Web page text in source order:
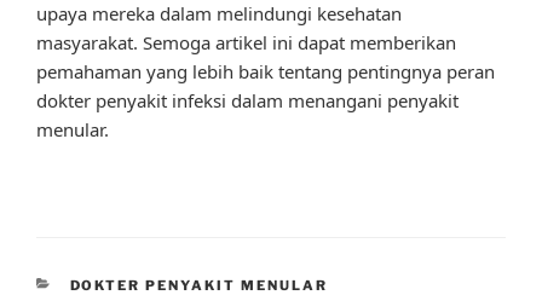
upaya mereka dalam melindungi kesehatan
masyarakat. Semoga artikel ini dapat memberikan
pemahaman yang lebih baik tentang pentingnya peran
dokter penyakit infeksi dalam menangani penyakit
menular.
CATEGORIES
DOKTER PENYAKIT MENULAR